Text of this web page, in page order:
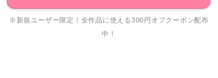
※新規ユーザー限定！全作品に使える300円オフクーポン配布
中！
ホーム